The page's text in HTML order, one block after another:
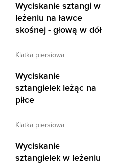
Wyciskanie sztangi w
leżeniu na ławce
skośnej - głową w dół
klatka piersiowa
Wyciskanie
sztangielek leżąc na
piłce
klatka piersiowa
Wyciskanie
sztangielek w leżeniu